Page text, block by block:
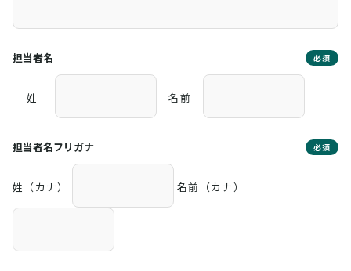
担当者名 必須
姓 名前
担当者名フリガナ 必須
姓（カナ） 名前（カナ）